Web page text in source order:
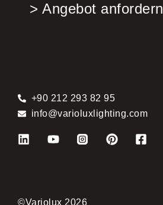
> Angebot anfordern
+90 212 293 82 95
info@varioluxlighting.com
©Variolux 2026